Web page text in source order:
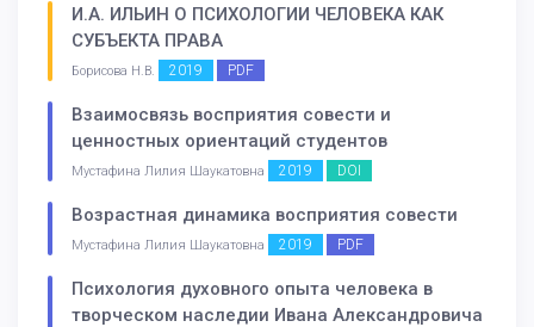
И.А. ИЛЬИН О ПСИХОЛОГИИ ЧЕЛОВЕКА КАК
СУБЪЕКТА ПРАВА
Борисова Н.В. 2019 PDF
Взаимосвязь восприятия совести и
ценностных ориентаций студентов
Мустафина Лилия Шаукатовна 2019 DOI
Возрастная динамика восприятия совести
Мустафина Лилия Шаукатовна 2019 PDF
Психология духовного опыта человека в
творческом наследии Ивана Александровича